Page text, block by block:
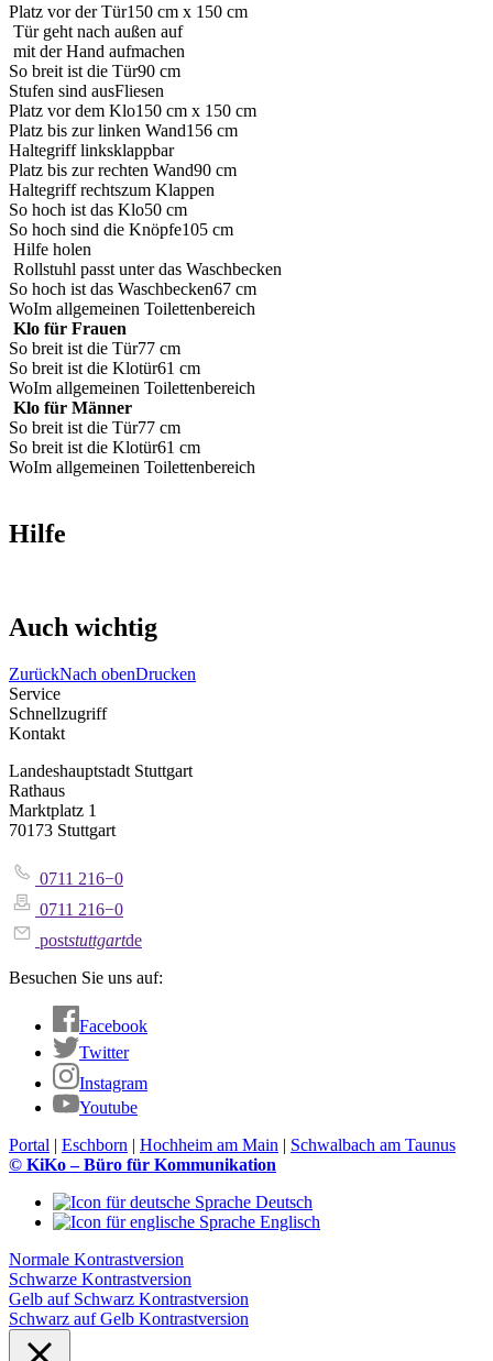
Platz vor der Tür150 cm x 150 cm
Tür geht nach außen auf
mit der Hand aufmachen
So breit ist die Tür90 cm
Stufen sind ausFliesen
Platz vor dem Klo150 cm x 150 cm
Platz bis zur linken Wand156 cm
Haltegriff linksklappbar
Platz bis zur rechten Wand90 cm
Haltegriff rechtszum Klappen
So hoch ist das Klo50 cm
So hoch sind die Knöpfe105 cm
Hilfe holen
Rollstuhl passt unter das Waschbecken
So hoch ist das Waschbecken67 cm
WoIm allgemeinen Toilettenbereich
Klo für Frauen
So breit ist die Tür77 cm
So breit ist die Klotür61 cm
WoIm allgemeinen Toilettenbereich
Klo für Männer
So breit ist die Tür77 cm
So breit ist die Klotür61 cm
WoIm allgemeinen Toilettenbereich
Hilfe
Auch wichtig
ZurückNach obenDrucken
Service
Schnellzugriff
Kontakt
Landeshauptstadt Stuttgart
Rathaus
Marktplatz 1
70173 Stuttgart
0711 216−0
0711 216−0
poststuttgartde
Besuchen Sie uns auf:
Facebook
Twitter
Instagram
Youtube
Portal | Eschborn | Hochheim am Main | Schwalbach am Taunus
© KiKo – Büro für Kommunikation
Deutsch
Englisch
Normale Kontrastversion
Schwarze Kontrastversion
Gelb auf Schwarz Kontrastversion
Schwarz auf Gelb Kontrastversion